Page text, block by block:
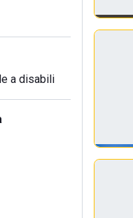
a disabili